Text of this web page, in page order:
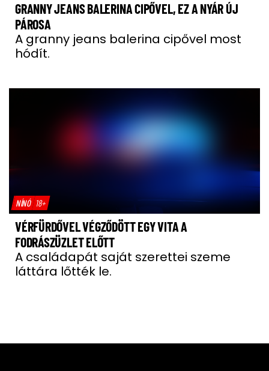
GRANNY JEANS BALERINA CIPŐVEL, EZ A NYÁR ÚJ
PÁROSA
A granny jeans balerina cipővel most
hódít.
NÍNÓ 18+
VÉRFÜRDŐVEL VÉGZŐDÖTT EGY VITA A
FODRÁSZÜZLET ELŐTT
A családapát saját szerettei szeme
láttára lőtték le.